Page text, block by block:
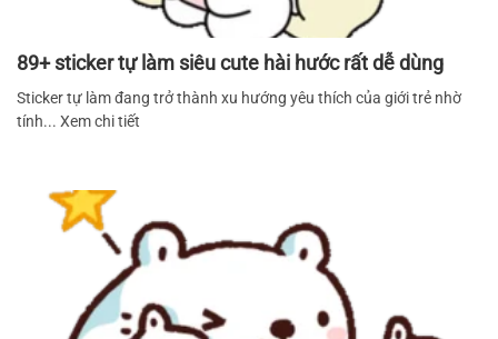
89+ sticker tự làm siêu cute hài hước rất dễ dùng
Sticker tự làm đang trở thành xu hướng yêu thích của giới trẻ nhờ
tính... Xem chi tiết